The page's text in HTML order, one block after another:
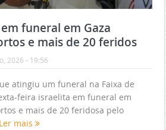
funeral em Gaza
e mais de 20 feridos
2026 - 19:56
atingiu um funeral na Faixa de
feira israelita em funeral em
e mais de 20 feridosa pelo
Ler mais